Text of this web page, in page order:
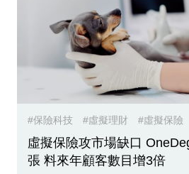
#保險科技 #虛擬理財 #虛擬保險
虛擬保險攻市場缺口
張 料來年顧客數目增3倍